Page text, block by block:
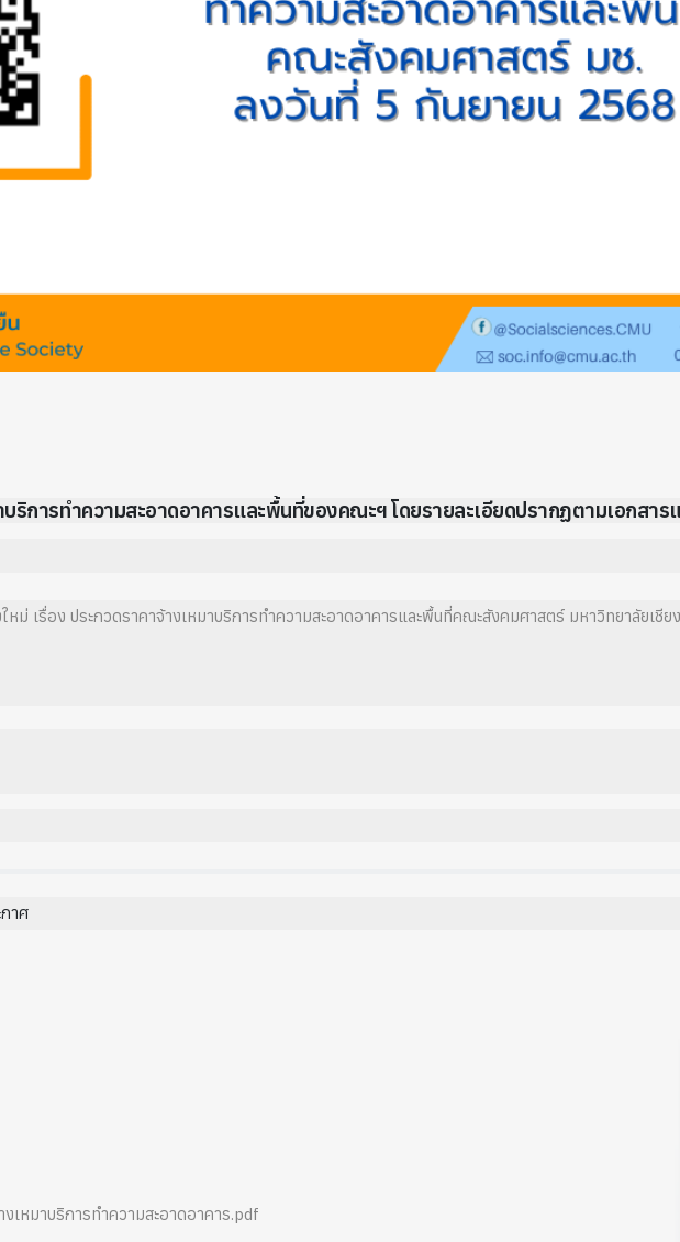
บริการทำความสะอาดอาคารและพื้นที่ของคณะฯ โดยรายละเอียดปรากฏตามเอกสาร
ม่ เรื่อง ประกวดราคาจ้างเหมาบริการทำความสะอาดอาคารและพื้นที่คณะสังคมศาสตร์ มหาวิทยาลัยเชีย
าศ
หมาบริการทำความสะอาดอาคาร.pdf